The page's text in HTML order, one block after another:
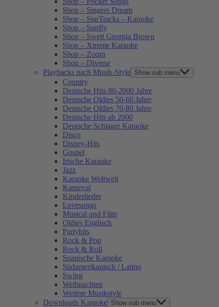
Shop – Singers Dream
Shop – StarTracks – Karaoke
Shop – Sunfly
Shop – Swett Georgia Brown
Shop – Xtreme Karaoke
Shop – Zoom
Shop – Diverse
Playbacks nach Musik-Style Show sub menu
Country
Deutsche Hits 80-2000 Jahre
Deutsche Oldies 50-60 Jahre
Deutsche Oldies 70-80 Jahre
Deutsche Hits ab 2000
Deutsche Schlager Karaoke
Disco
Disney-Hits
Gospel
Irische Karaoke
Jazz
Karaoke Weltweit
Karneval
Kinderlieder
Lovesongs
Musical und Film
Oldies Englisch
Partyhits
Rock & Pop
Rock & Roll
Spanische Karaoke
Südamerikanisch / Latino
Swing
Weihnachten
Weitere Musikstyle
Downloads Karaoke Show sub menu